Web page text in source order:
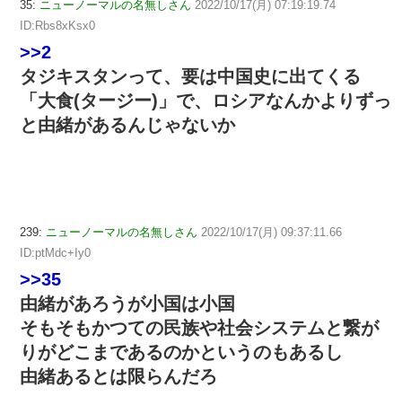
35: ニューノーマルの名無しさん 2022/10/17(月) 07:19:19.74
ID:Rbs8xKsx0
>>2
タジキスタンって、要は中国史に出てくる
「大食(タージー)」で、ロシアなんかよりずっ
と由緒があるんじゃないか
239: ニューノーマルの名無しさん 2022/10/17(月) 09:37:11.66
ID:ptMdc+Iy0
>>35
由緒があろうが小国は小国
そもそもかつての民族や社会システムと繋が
りがどこまであるのかというのもあるし
由緒あるとは限らんだろ